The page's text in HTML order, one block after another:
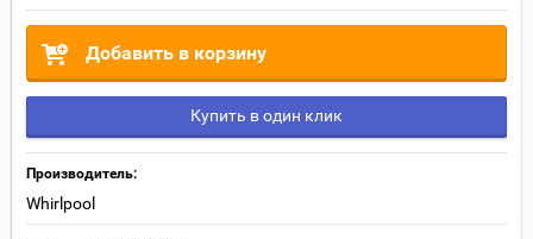
Добавить в корзину
Купить в один клик
Производитель:
Whirlpool